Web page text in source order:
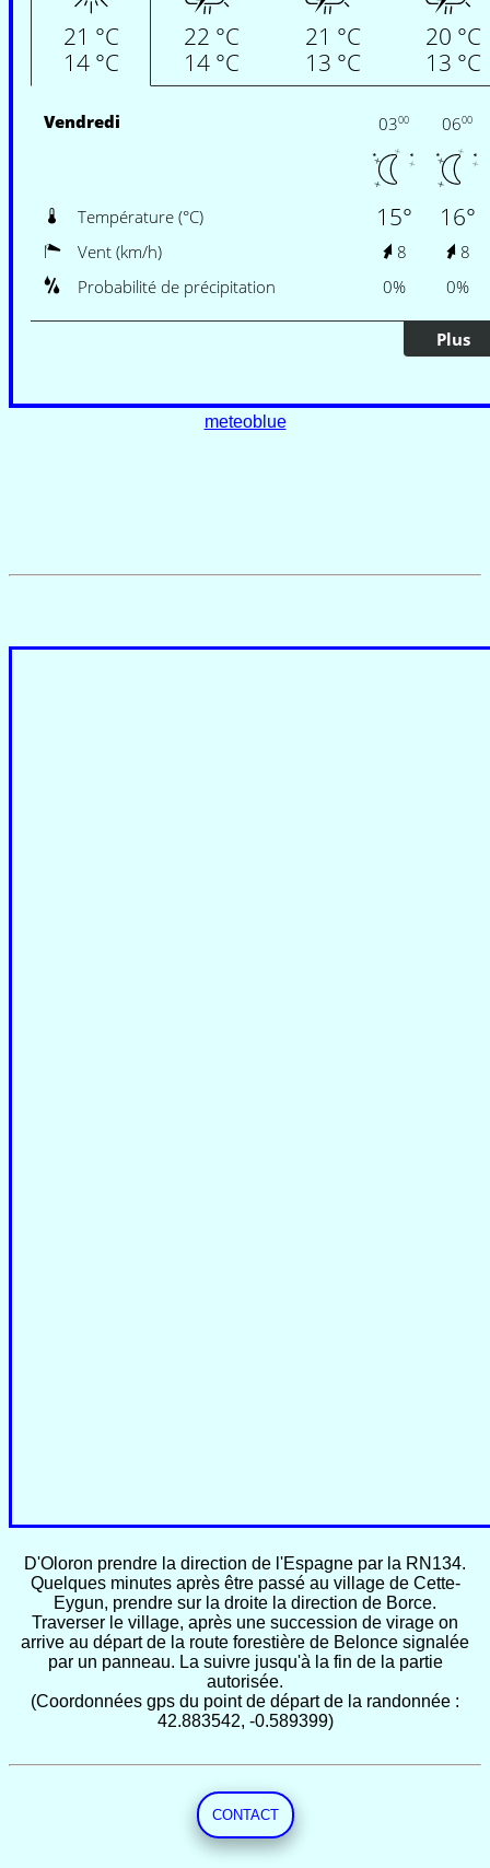
meteoblue
D'Oloron prendre la direction de l'Espagne par la RN134.
Quelques minutes après être passé au village de Cette-
Eygun, prendre sur la droite la direction de Borce.
Traverser le village, après une succession de virage on
arrive au départ de la route forestière de Belonce signalée
par un panneau. La suivre jusqu'à la fin de la partie
autorisée.
(Coordonnées gps du point de départ de la randonnée :
42.883542, -0.589399)
CONTACT